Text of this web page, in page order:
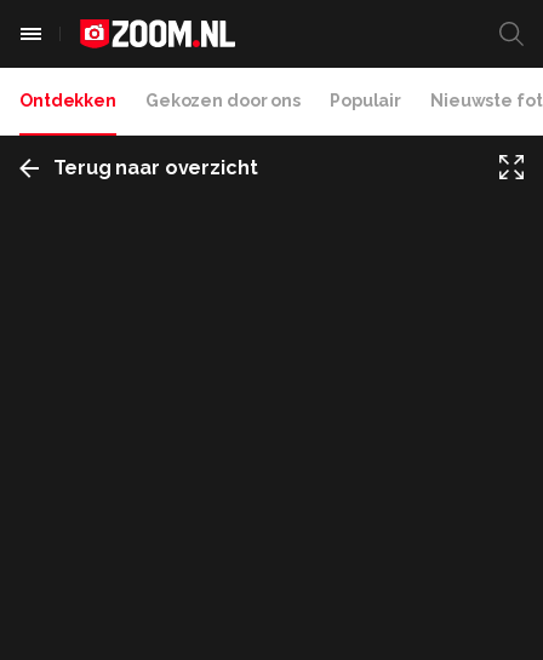
Ontdekken Gekozen door ons Populair Nieuwste
Terug naar overzicht